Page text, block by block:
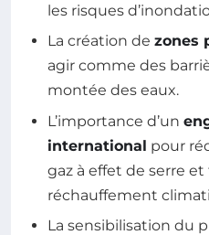
les risques
La création de zones
agir comme des
montée des eaux.
L’importance d’un
international pour
gaz à effet de serre et
réchauffement
La sensibilisation du